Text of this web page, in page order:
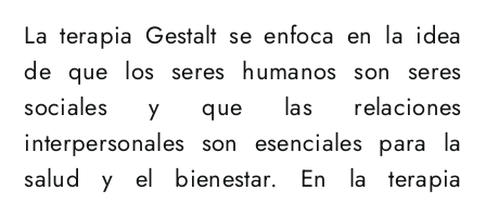
La terapia Gestalt se enfoca en la idea
de que los seres humanos son seres
sociales y que las relaciones
interpersonales son esenciales para la
salud y el bienestar. En la terapia